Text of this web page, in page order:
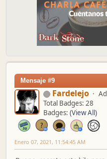
Mensaje #9
Fardelejo
Total Badges: 28
Badges: (View All)
Enero 07, 2021, 11:54:45 AM